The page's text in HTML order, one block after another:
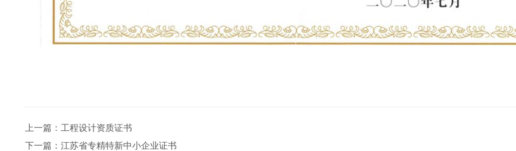
上一篇： 工程设计资质证书
下一篇： 江苏省专精特新中小企业证书